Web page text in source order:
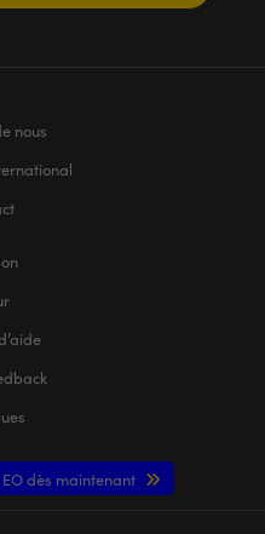
nous
dès maintenant